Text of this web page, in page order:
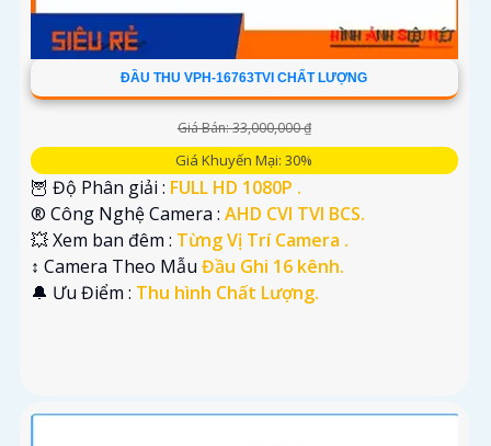
ĐẦU THU VPH-16763TVI CHẤT LƯỢNG
Giá Bán: 33,000,000 ₫
Giá Khuyến Mại: 30%
🦉 Độ Phân giải : FULL HD 1080P .
®️ Công Nghệ Camera : AHD CVI TVI BCS.
💥 Xem ban đêm : Từng Vị Trí Camera .
↕️ Camera Theo Mẫu Đầu Ghi 16 kênh.
️🔔 Ưu Điểm : Thu hình Chất Lượng.